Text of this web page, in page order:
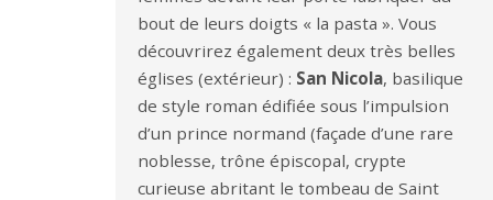
bout de leurs doigts « la pasta ». Vous
découvrirez également deux très belles
églises (extérieur) : San Nicola, basilique
de style roman édifiée sous l’impulsion
d’un prince normand (façade d’une rare
noblesse, trône épiscopal, crypte
curieuse abritant le tombeau de Saint